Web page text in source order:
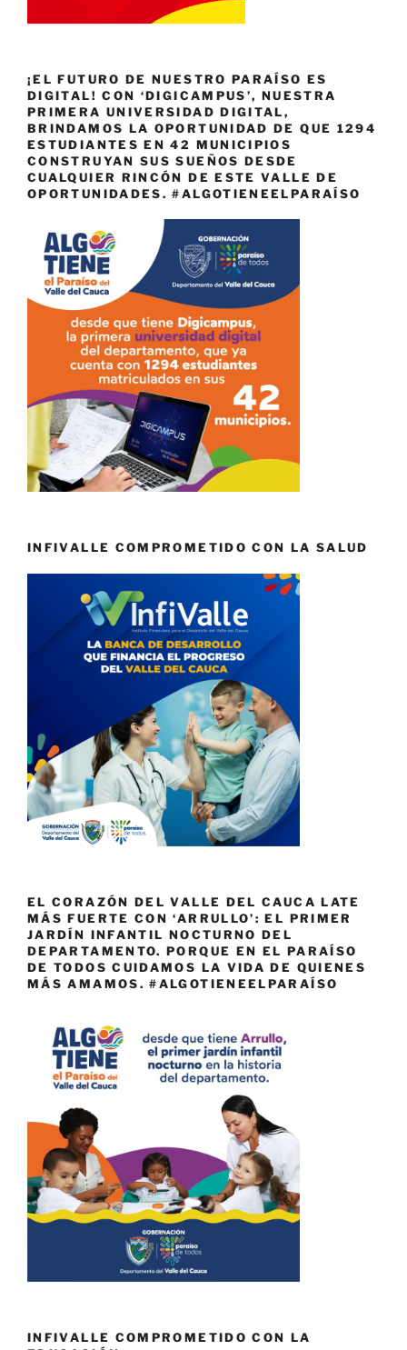
¡EL FUTURO DE NUESTRO PARAÍSO ES
DIGITAL! CON ‘DIGICAMPUS’, NUESTRA
PRIMERA UNIVERSIDAD DIGITAL,
BRINDAMOS LA OPORTUNIDAD DE QUE 1294
ESTUDIANTES EN 42 MUNICIPIOS
CONSTRUYAN SUS SUEÑOS DESDE
CUALQUIER RINCÓN DE ESTE VALLE DE
OPORTUNIDADES. #ALGOTIENEELPARAÍSO
INFIVALLE COMPROMETIDO CON LA SALUD
EL CORAZÓN DEL VALLE DEL CAUCA LATE
MÁS FUERTE CON ‘ARRULLO’: EL PRIMER
JARDÍN INFANTIL NOCTURNO DEL
DEPARTAMENTO. PORQUE EN EL PARAÍSO
DE TODOS CUIDAMOS LA VIDA DE QUIENES
MÁS AMAMOS. #ALGOTIENEELPARAÍSO
INFIVALLE COMPROMETIDO CON LA